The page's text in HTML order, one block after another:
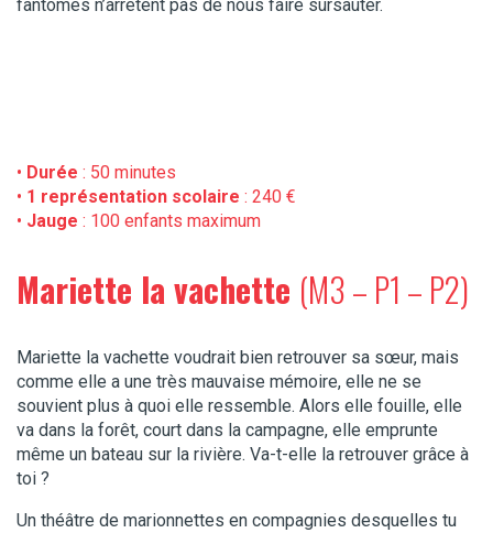
fantômes n’arrêtent pas de nous faire sursauter.
• Durée : 50 minutes
• 1 représentation scolaire : 240 €
• Jauge : 100 enfants maximum
Mariette la vachette (M3 – P1 – P2)
Mariette la vachette voudrait bien retrouver sa sœur, mais
comme elle a une très mauvaise mémoire, elle ne se
souvient plus à quoi elle ressemble. Alors elle fouille, elle
va dans la forêt, court dans la campagne, elle emprunte
même un bateau sur la rivière. Va-t-elle la retrouver grâce à
toi ?
Un théâtre de marionnettes en compagnies desquelles tu